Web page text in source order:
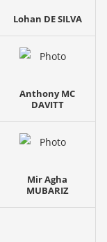
Lohan DE SILVA
Anthony MC
DAVITT
Mir Agha
MUBARIZ